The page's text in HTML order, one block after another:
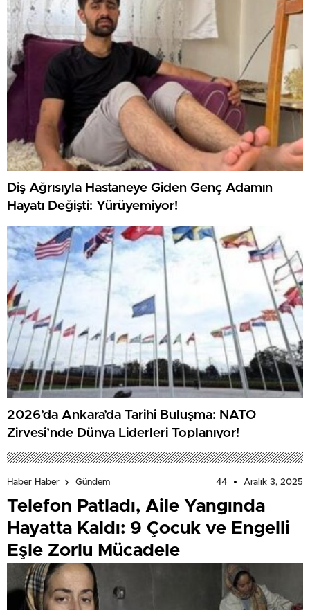
Diş Ağrısıyla Hastaneye Giden Genç Adamın
Hayatı Değişti: Yürüyemiyor!
2026’da Ankara’da Tarihi Buluşma: NATO
Zirvesi’nde Dünya Liderleri Toplanıyor!
Haber Haber Gündem 44 Aralık 3, 2025
Telefon Patladı, Aile Yangında
Hayatta Kaldı: 9 Çocuk ve Engelli
Eşle Zorlu Mücadele